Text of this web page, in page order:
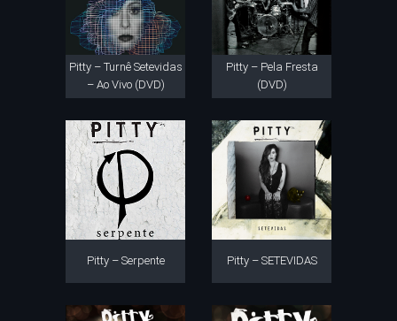
Pitty – Turnê Setevidas
– Ao Vivo (DVD)
Pitty – Pela Fresta
(DVD)
Pitty – Serpente Pitty – SETEVIDAS